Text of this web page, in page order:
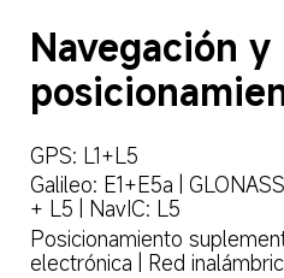
Navegación y
GPS: L1+L5
Galileo: E1+E5a |
+ L5 | NavIC: L5
Posicionamiento
electrónica | Red